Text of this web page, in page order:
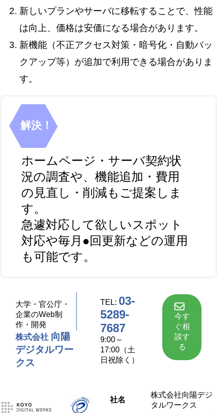
新しいプランやサーバに移転することで、性能
は向上、価格は安価になる場合があります。
新機能（不正アクセス対策・暗号化・自動バッ
クアップ等）が追加で利用できる場合がありま
す。
解決！
ホームページ・サーバ契約状
況の調査や、機能追加・費用
の見直し・削減もご提案しま
す。
急遽対応して欲しいスポット
対応や毎月●回更新などの運用
も可能です。
大学・官公庁・
企業のWeb制
作・開発
株式会社 向陽
デジタルワー
クス
TEL: 03-
5289-
7687
9:00～
17:00（土
日祝除く）
今す
ぐ相
談す
る
社名
株式会社向陽デジ
タルワークス